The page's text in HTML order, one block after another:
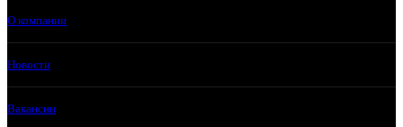
О компании
Новости
Вакансии